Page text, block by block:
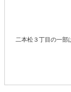
二本松３丁目の一部